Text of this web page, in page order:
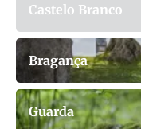
Castelo Branco
Bragança
Guarda